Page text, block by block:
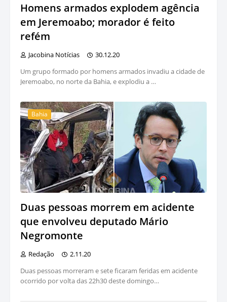
Homens armados explodem agência
em Jeremoabo; morador é feito
refém
Jacobina Notícias
30.12.20
Um grupo formado por homens armados invadiu a cidade de
Jeremoabo, no norte da Bahia, e explodiu a …
Bahia
Duas pessoas morrem em acidente
que envolveu deputado Mário
Negromonte
Redação
2.11.20
Duas pessoas morreram e sete ficaram feridas em acidente
ocorrido por volta das 22h30 deste domingo…